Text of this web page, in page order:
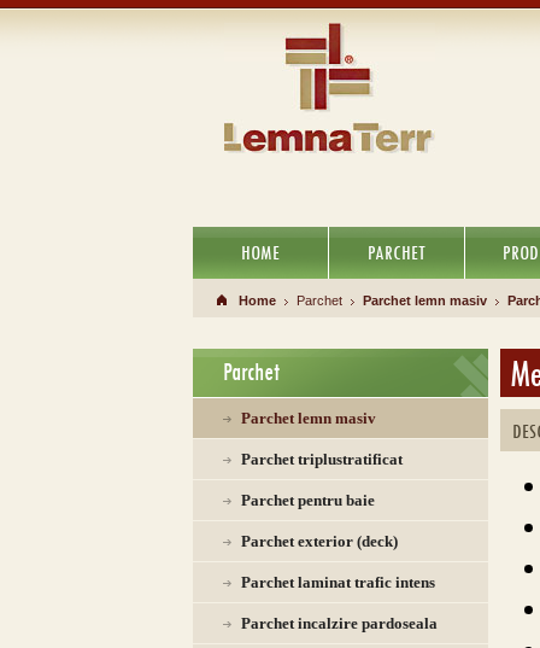
HOME PARCHET
Home Parchet Parchet lemn masiv
Parchet
Parchet lemn masiv
Parchet triplustratificat
Parchet pentru baie
Parchet exterior (deck)
Parchet laminat trafic intens
Parchet incalzire pardoseala